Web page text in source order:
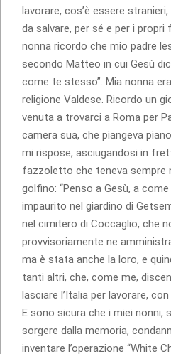
lavorare, cos’è essere
da salvare, per sé e per i propri
nonna ricordo che mio padre
secondo Matteo in cui Gesù
come te stesso”. Mia nonna
religione Valdese. Ricordo un
venuta a trovarci a Roma per
camera sua, che piangeva
mi rispose, asciugandosi in
fazzoletto che teneva sempre
golfino: “Penso a Gesù, a
impaurito nel giardino di
nel cimitero di Coccaglio, che
provvisoriamente ne
ma è stata anche la loro, e
tanti altri, che, come me,
lasciare l’Italia per lavorare,
E sono sicura che i miei nonni,
sorgere dalla memoria,
inventare l’operazione “White